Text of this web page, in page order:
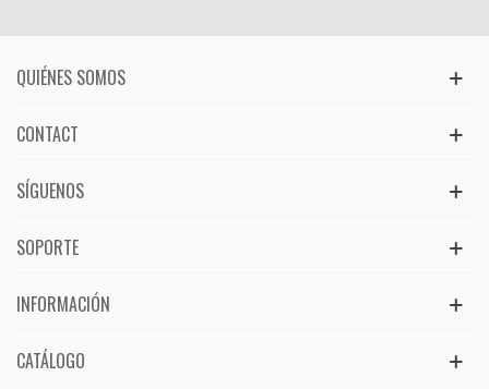
QUIÉNES SOMOS
CONTACT
SÍGUENOS
SOPORTE
INFORMACIÓN
CATÁLOGO